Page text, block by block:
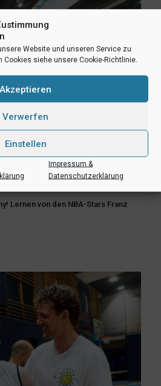
Website und unseren Service zu
Cookies siehe unsere Cookie-Richtlinie.
Akzeptieren
Verwerfen
Einstellen
Impressum &
Datenschutzerklärung
Lernen von den NBA-Stars Franz